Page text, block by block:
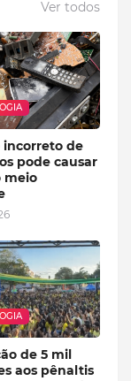
Ver todos
incorreto de
pode causar
meio
de 5 mil
aos pênaltis